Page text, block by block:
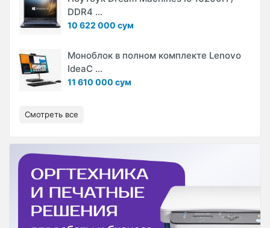
DDR4 ...
10 622 000 сум
Моноблок в полном комплекте Lenovo
IdeaC ...
11 610 000 сум
Смотреть все